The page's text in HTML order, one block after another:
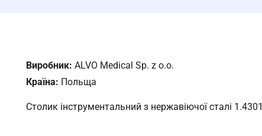
Виробник: ALVO Medical Sp. z o.o.
Країна: Польща
Столик інструментальний з нержавіючої сталі 1.4301